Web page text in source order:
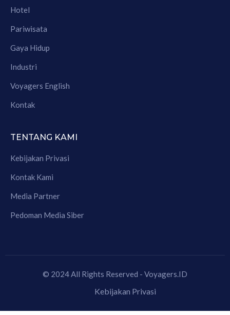
Hotel
Pariwisata
Gaya Hidup
Industri
Voyagers English
Kontak
TENTANG KAMI
Kebijakan Privasi
Kontak Kami
Media Partner
Pedoman Media Siber
© 2024 All Rights Reserved - Voyagers.ID
Kebijakan Privasi